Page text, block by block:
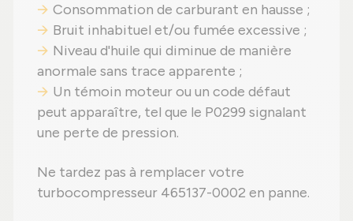
Consommation de carburant en hausse ;
Bruit inhabituel et/ou fumée excessive ;
Niveau d'huile qui diminue de manière
anormale sans trace apparente ;
Un témoin moteur ou un code défaut
peut apparaître, tel que le P0299 signalant
une perte de pression.
Ne tardez pas à remplacer votre
turbocompresseur 465137-0002 en panne.